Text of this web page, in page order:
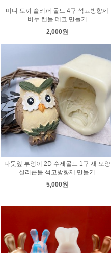
미니 토끼 슬리퍼 몰드 4구 석고방향제
비누 캔들 데코 만들기
2,000원
나뭇잎 부엉이 2D 수제몰드 1구 새 모양
실리콘틀 석고방향제 만들기
5,000원